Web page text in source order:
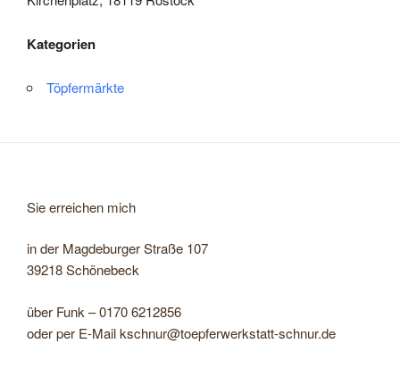
Kategorien
Töpfermärkte
Sie erreichen mich
in der Magdeburger Straße 107
39218 Schönebeck
über Funk – 0170 6212856
oder per E-Mail kschnur@toepferwerkstatt-schnur.de